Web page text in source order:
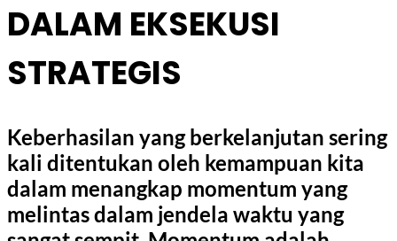
DALAM EKSEKUSI
STRATEGIS
Keberhasilan yang berkelanjutan sering
kali ditentukan oleh kemampuan kita
dalam menangkap momentum yang
melintas dalam jendela waktu yang